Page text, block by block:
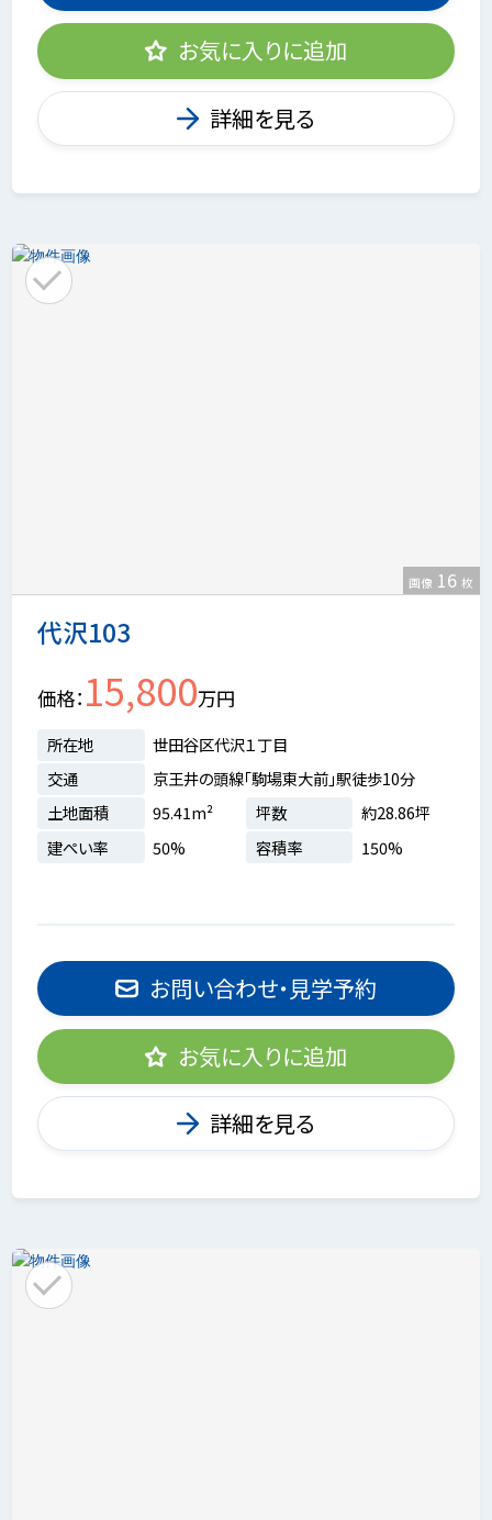
お気に入りに追加
詳細を見る
代沢103
画像 16 枚
価格 15,800万円
所在地
世田谷区代沢１丁目
交通
京王井の頭線「駒場東大前」駅徒歩10分
土地面積
95.41m² 坪数
約28.86坪
建ぺい率
50% 容積率 150%
お問い合わせ・見学予約
お気に入りに追加
詳細を見る